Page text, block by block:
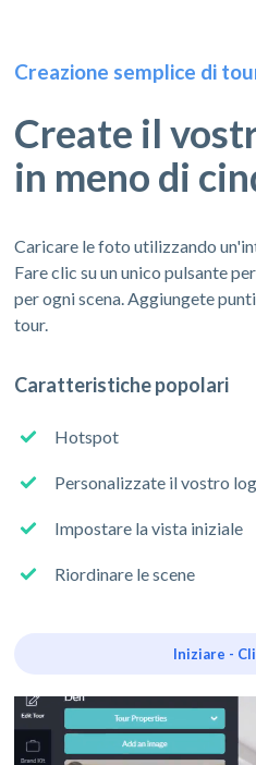
Creazione semplice di
Create il
in meno di
Caricare le foto utilizzando
Fare clic su un unico pulsante
per ogni scena. Aggiungete
tour.
Caratteristiche popolari
Hotspot
Personalizzate il vostro
Impostare la vista iniziale
Riordinare le scene
Iniziare -